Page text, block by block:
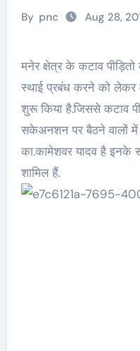
By pnc Aug 28,
मनेर क्षेत्र के कटाव पीड़ितो को जमीन देने एंव कटाव रोकने का
स्थाई प्रबंध करने को
शुरू किया है.जिससे कटाव
सकेअनशन पर बैठने वालों
का.कामेशवर यादव है
शामिल हैं.